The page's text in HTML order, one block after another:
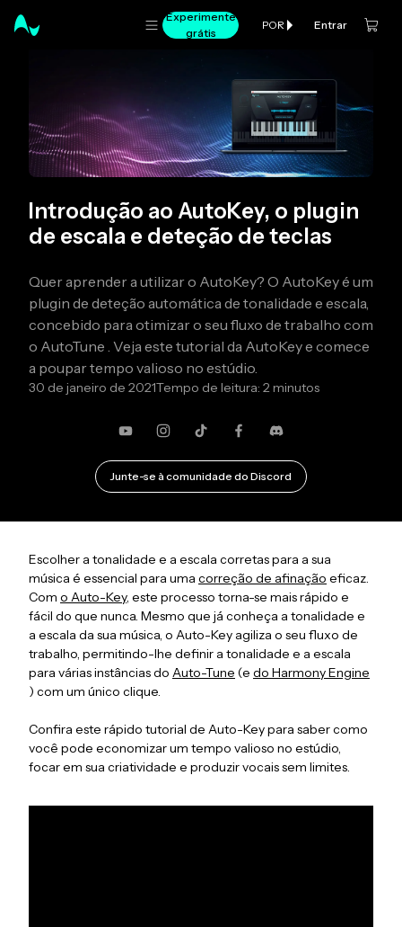
Experimente
grátis
POR Entrar
Introdução ao AutoKey, o plugin
de escala e deteção de teclas
Quer aprender a utilizar o AutoKey? O AutoKey é um
plugin de deteção automática de tonalidade e escala,
concebido para otimizar o seu fluxo de trabalho com
o AutoTune . Veja este tutorial da AutoKey e comece
a poupar tempo valioso no estúdio.
30 de janeiro de 2021Tempo de leitura: 2 minutos
YouTubeInstagram
TikTokFacebook
Discórdia
Junte-se à comunidade do Discord
Escolher a tonalidade e a escala corretas para a sua
música é essencial para uma correção de afinação eficaz.
Com o Auto-Key, este processo torna-se mais rápido e
fácil do que nunca. Mesmo que já conheça a tonalidade e
a escala da sua música, o Auto-Key agiliza o seu fluxo de
trabalho, permitindo-lhe definir a tonalidade e a escala
para várias instâncias do Auto-Tune (e do Harmony Engine
) com um único clique.
Confira este rápido tutorial de Auto-Key para saber como
você pode economizar um tempo valioso no estúdio,
focar em sua criatividade e produzir vocais sem limites.